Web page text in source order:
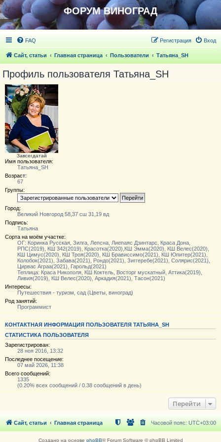
ФОРУМ ВИНОГРАД
FAQ Вход
Регистрация
Сайт, статьи Главная страница Пользователи Татьяна_SH
Профиль пользователя Татьяна_SH
Завсегдатай
Имя пользователя:
Татьяна_SH
Возраст:
67
Группы:
Город:
Великий Новгород 58,37 сш 31,19 вд
Подпись:
Татьяна
Сорта на моём участке:
ОГ: Коринка Русская, Зилга, Лепсна, Лиепаяс Дзинтарс, Краса Дона,
РПС(2019), КШ 342(2019), Красотка(2020),КШ Эмма(2020), КШ Велес(2020),
КШ Цимус(2020), КШ Троя(2020), КШ Брависсимо(2021), КШ Юпитер(2021),
Колобок(2021), Забава(2021), Рондо(2021), Зиггеребе(2021), Солярис(2021),
Цирвас Аграа(2021), Гарольд(2021)
Теплица: Краса Никополя, КШ Коктель, Восторг мускатный, Аттика(2019),
Ливия(2019), КШ Велес(2020), Аркадия(2021), Тасон(2021)
Интересы:
Путешествия - туризм, сад (Цветы, виноград)
Род занятий:
Программист
КОНТАКТНАЯ ИНФОРМАЦИЯ ПОЛЬЗОВАТЕЛЯ ТАТЬЯНА_SH
СТАТИСТИКА ПОЛЬЗОВАТЕЛЯ
Зарегистрирован:
28 ноя 2016, 13:32
Последнее посещение:
07 май 2026, 11:38
Всего сообщений:
1335
(0.20% всех сообщений / 0.38 сообщений в день)
Перейти
Сайт, статьи Главная страница Часовой пояс: UTC+03:00
Создано на основе phpBB® Forum Software © phpBB Limited